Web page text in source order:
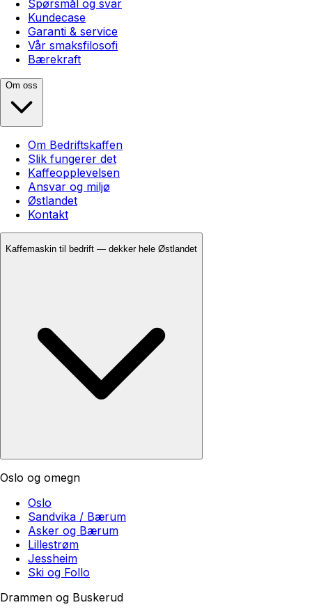
Spørsmål og svar
Kundecase
Garanti & service
Vår smaksfilosofi
Bærekraft
Om oss
Om Bedriftskaffen
Slik fungerer det
Kaffeopplevelsen
Ansvar og miljø
Østlandet
Kontakt
Kaffemaskin til bedrift — dekker hele Østlandet
Oslo og omegn
Oslo
Sandvika / Bærum
Asker og Bærum
Lillestrøm
Jessheim
Ski og Follo
Drammen og Buskerud